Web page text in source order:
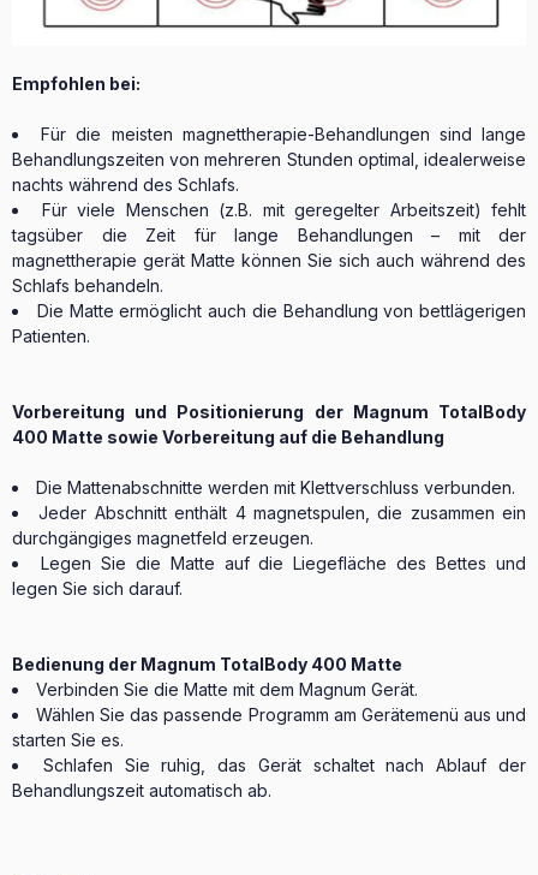
Empfohlen bei:
Für die meisten magnettherapie-Behandlungen sind lange
Behandlungszeiten von mehreren Stunden optimal, idealerweise
nachts während des Schlafs.
Für viele Menschen (z.B. mit geregelter Arbeitszeit) fehlt
tagsüber die Zeit für lange Behandlungen – mit der
magnettherapie gerät Matte können Sie sich auch während des
Schlafs behandeln.
Die Matte ermöglicht auch die Behandlung von bettlägerigen
Patienten.
Vorbereitung und Positionierung der Magnum TotalBody
400 Matte sowie Vorbereitung auf die Behandlung
Die Mattenabschnitte werden mit Klettverschluss verbunden.
Jeder Abschnitt enthält 4 magnetspulen, die zusammen ein
durchgängiges magnetfeld erzeugen.
Legen Sie die Matte auf die Liegefläche des Bettes und
legen Sie sich darauf.
Bedienung der Magnum TotalBody 400 Matte
Verbinden Sie die Matte mit dem Magnum Gerät.
Wählen Sie das passende Programm am Gerätemenü aus und
starten Sie es.
Schlafen Sie ruhig, das Gerät schaltet nach Ablauf der
Behandlungszeit automatisch ab.